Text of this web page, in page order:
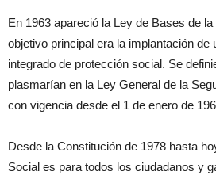
En 1963 apareció la Ley de Bases de
objetivo principal era la implantación de
integrado de protección social. Se
plasmarían en la Ley General de la
con vigencia desde el 1 de enero de
Desde la Constitución de 1978 hasta
Social es para todos los ciudadanos y